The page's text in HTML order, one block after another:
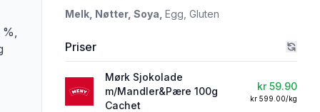
%,
Melk, Nøtter, Soya, Egg, Gluten
Priser
Mørk Sjokolade
m/Mandler&Pære 100g
Cachet
kr 59.90
kr 599.00/kg